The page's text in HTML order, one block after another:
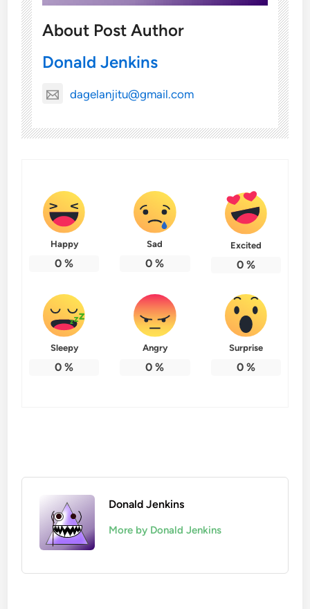
About Post Author
Donald Jenkins
dagelanjitu@gmail.com
Happy
0 %
Sad
0 %
Excited
0%
Sleepy
0 %
Angry
0 %
Surprise
0%
Donald Jenkins
More by Donald Jenkins